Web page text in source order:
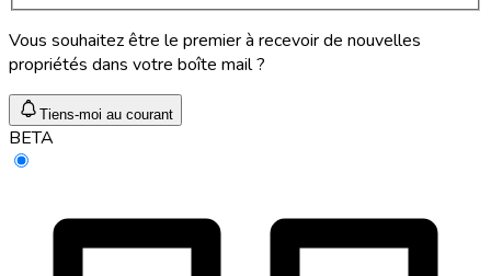
Vous souhaitez être le premier à recevoir de nouvelles
propriétés dans votre boîte mail ?
Tiens-moi au courant
BETA